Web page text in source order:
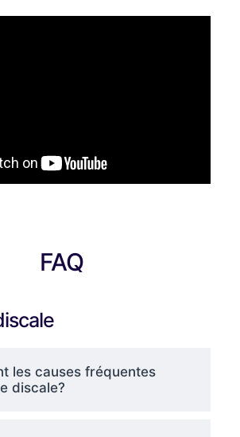
FAQ
les causes fréquentes
discale?